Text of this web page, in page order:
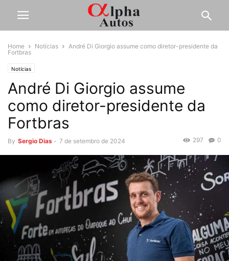
Home Notícias
André Di Giorgio assume como diretor-presidente da
Fortbras
Notícias
André Di Giorgio assume
como diretor-presidente da
Fortbras
By Sergio Dias - 7 de setembro de 2024 0
297